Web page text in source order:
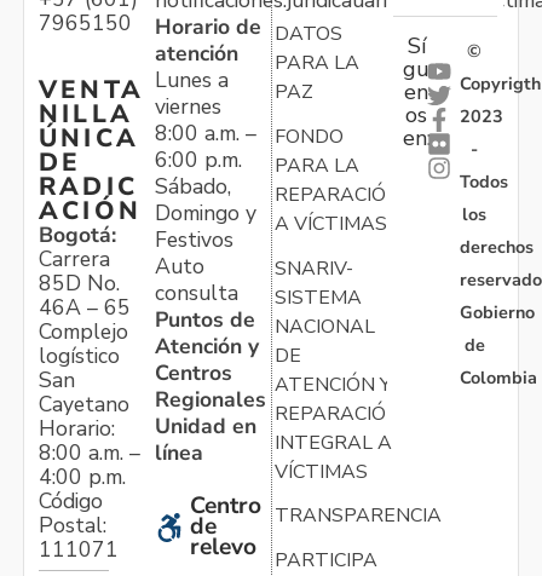
7965150
VENTA
NILLA
ÚNICA
DE
RADIC
ACIÓN
Bogotá:
Carrera
85D No.
46A – 65
Complejo
logístico
San
Cayetano
Horario:
8:00 a.m. –
4:00 p.m.
Código
Postal:
111071
Horario de
atención
Lunes a
viernes
8:00 a.m. –
6:00 p.m.
Sábado,
Domingo y
Festivos
Auto
consulta
Puntos de
Atención y
Centros
Regionales
Unidad en
línea
Centro
de
relevo
DATOS
PARA LA
PAZ
FONDO
PARA LA
REPARACIÓN
A VÍCTIMAS
SNARIV-
SISTEMA
NACIONAL
DE
ATENCIÓN Y
REPARACIÓN
INTEGRAL A
VÍCTIMAS
TRANSPARENCIA
PARTICIPA
Sí
gu
en
os
en:
©
Copyrigth
2023
-
Todos
los
derechos
Gobierno
de
Colombia